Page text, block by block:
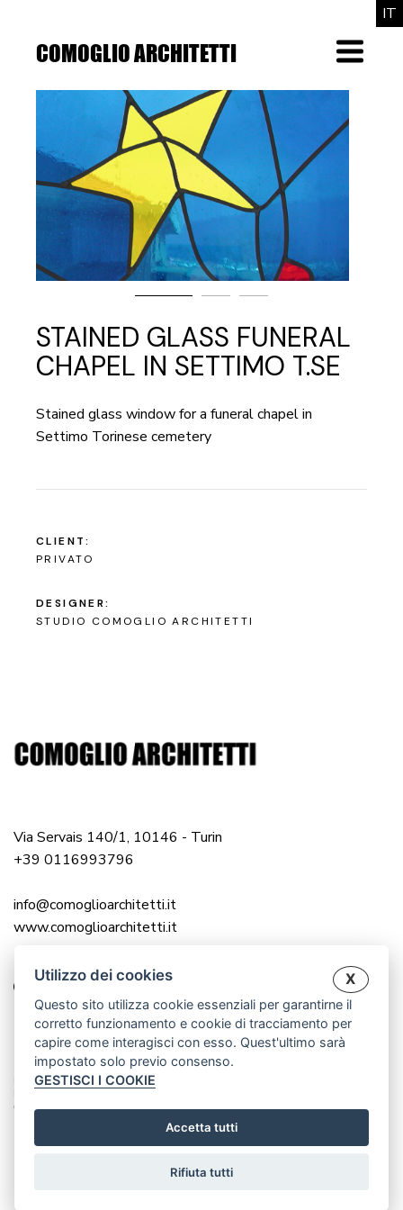
IT
contentCOMOGLIO ARCHITETTI Menu
STAINED GLASS FUNERAL
CHAPEL IN SETTIMO T.SE
Stained glass window for a funeral chapel in
Settimo Torinese cemetery
CLIENT:
PRIVATO
DESIGNER:
STUDIO COMOGLIO ARCHITETTI
Via Servais 140/1, 10146 - Turin
+39 0116993796
info@comoglioarchitetti.it
www.comoglioarchitetti.it
© 2025 COMOGLIO ARCHITETTI |
P.IVA 12976560016
P.IVA 12983000014
CREATED BY WWW.CRISANDCRIS.NET
Utilizzo dei cookies X
Questo sito utilizza cookie essenziali per garantirne il
corretto funzionamento e cookie di tracciamento per
capire come interagisci con esso. Quest'ultimo sarà
impostato solo previo consenso.
GESTISCI I COOKIE
Accetta tutti
Rifiuta tutti